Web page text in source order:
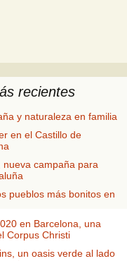
recientes
y naturaleza en familia
en el Castillo de
campaña para
pueblos más bonitos en
en Barcelona, una
Corpus Christi
un oasis verde al lado